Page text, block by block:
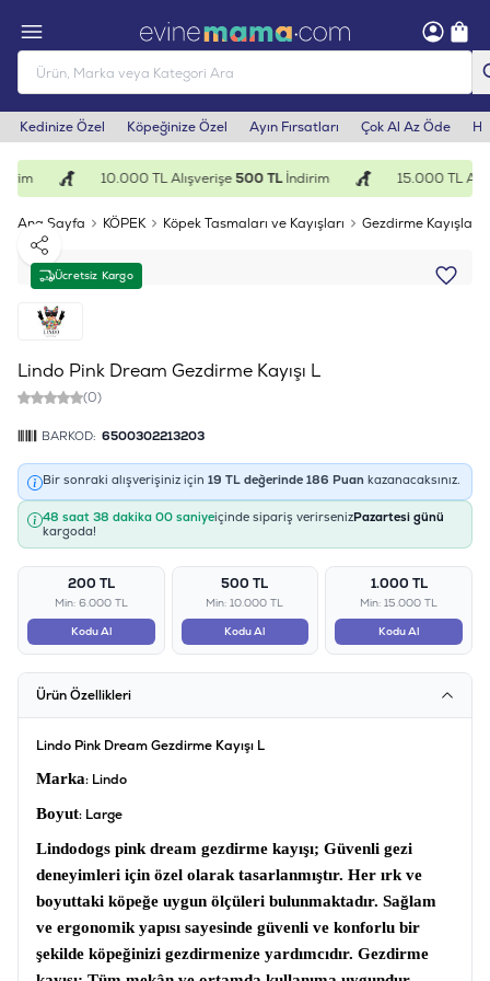
Kedinize Özel Köpeğinize Özel Ayın Fırsatları Çok Al Az Öde
10.000 TL Alışverişe500 TLİndirim 15.000 TL
Ana Sayfa KÖPEK Köpek Tasmaları ve Kayışları Gezdirme Kayışları
Ücretsiz Kargo
Paylaş
Lindo Pink Dream Gezdirme Kayışı L
(0)
BARKOD: 6500302213203
Bir sonraki alışverişiniz için 19 TL değerinde 186 Puan kazanacaksınız.
48 saat 37 dakika 59 saniyeiçinde sipariş verirsenizPazartesi günü
kargoda!
200 TL
Min: 6.000 TL
Kodu Al
500 TL
Min: 10.000 TL
Kodu Al
1.000 TL
Min: 15.000 TL
Kodu Al
Ürün Özellikleri
Lindo Pink Dream Gezdirme Kayışı L
Marka: Lindo
Boyut: Large
Lindodogs pink dream gezdirme kayışı; Güvenli gezi
deneyimleri için özel olarak tasarlanmıştır. Her ırk ve
boyuttaki köpeğe uygun ölçüleri bulunmaktadır. Sağlam
ve ergonomik yapısı sayesinde güvenli ve konforlu bir
şekilde köpeğinizi gezdirmenize yardımcıdır. Gezdirme